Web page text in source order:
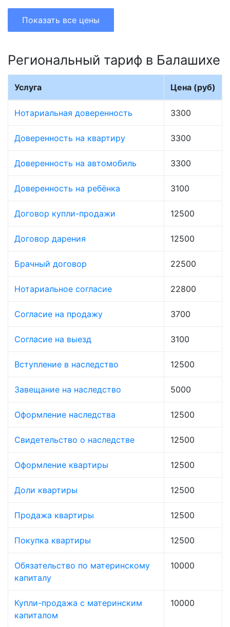
Показать все цены
Региональный тариф в Балашихе
Услуга Цена (руб)
Нотариальная доверенность 3300
Доверенность на квартиру 3300
Доверенность на автомобиль 3300
Доверенность на ребёнка 3100
Договор купли-продажи 12500
Договор дарения 12500
Брачный договор 22500
Нотариальное согласие 22800
Согласие на продажу 3700
Согласие на выезд 3100
Вступление в наследство 12500
Завещание на наследство 5000
Оформление наследства 12500
Свидетельство о наследстве 12500
Оформление квартиры 12500
Доли квартиры 12500
Продажа квартиры 12500
Покупка квартиры 12500
Обязательство по материнскому
капиталу
10000
Купли-продажа с материнским
капиталом
10000